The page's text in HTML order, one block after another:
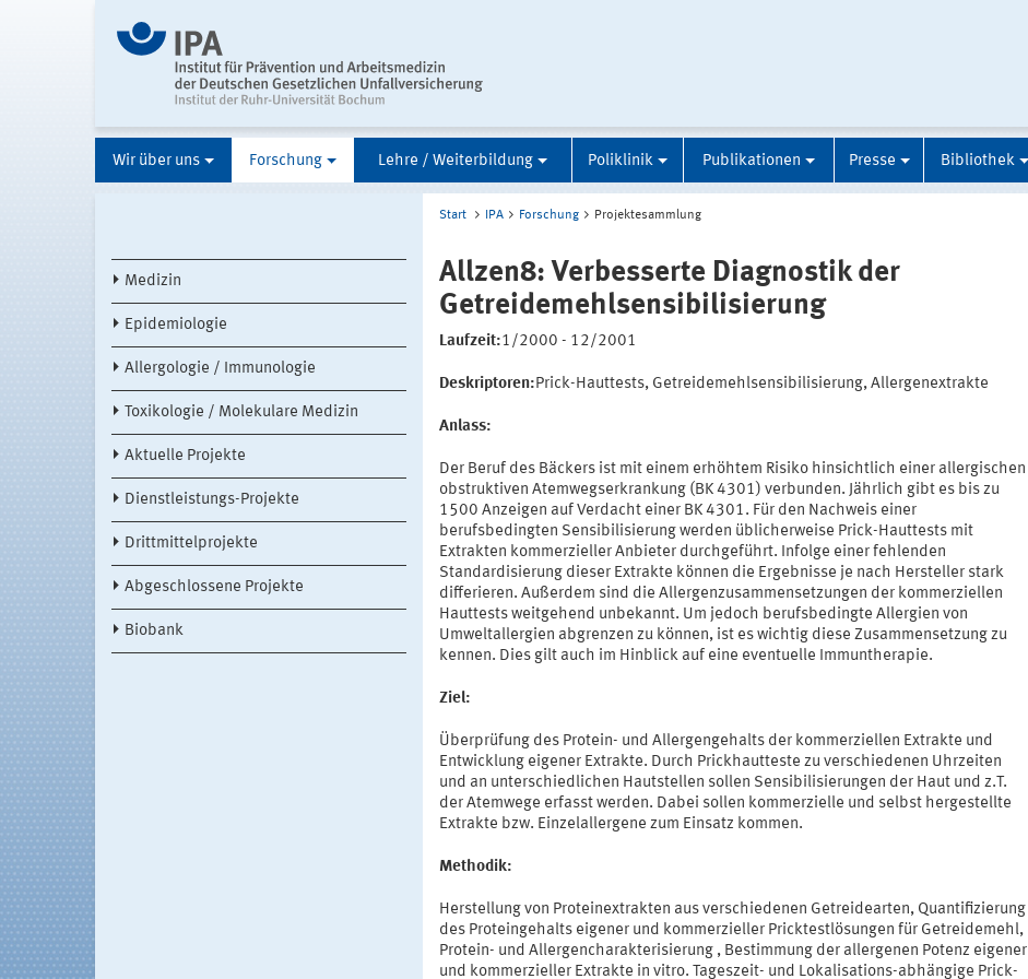
Wir über uns Forschung Lehre / Weiterbildung Poliklinik Publikationen Presse Bibliothek
Medizin
Epidemiologie
Allergologie / Immunologie
Toxikologie / Molekulare Medizin
Aktuelle Projekte
Dienstleistungs-Projekte
Drittmittelprojekte
Abgeschlossene Projekte
Biobank
Start IPA Forschung Projektesammlung
Allzen8: Verbesserte Diagnostik der
Getreidemehlsensibilisierung
Laufzeit:1/2000 - 12/2001
Deskriptoren:Prick-Hauttests, Getreidemehlsensibilisierung, Allergenextrakte
Anlass:
Der Beruf des Bäckers ist mit einem erhöhtem Risiko hinsichtlich einer allergischen
obstruktiven Atemwegserkrankung (BK 4301) verbunden. Jährlich gibt es bis zu
1500 Anzeigen auf Verdacht einer BK 4301. Für den Nachweis einer
berufsbedingten Sensibilisierung werden üblicherweise Prick-Hauttests mit
Extrakten kommerzieller Anbieter durchgeführt. Infolge einer fehlenden
Standardisierung dieser Extrakte können die Ergebnisse je nach Hersteller stark
differieren. Außerdem sind die Allergenzusammensetzungen der kommerziellen
Hauttests weitgehend unbekannt. Um jedoch berufsbedingte Allergien von
Umweltallergien abgrenzen zu können, ist es wichtig diese Zusammensetzung zu
kennen. Dies gilt auch im Hinblick auf eine eventuelle Immuntherapie.
Ziel:
Überprüfung des Protein- und Allergengehalts der kommerziellen Extrakte und
Entwicklung eigener Extrakte. Durch Prickhautteste zu verschiedenen Uhrzeiten
und an unterschiedlichen Hautstellen sollen Sensibilisierungen der Haut und z.T.
der Atemwege erfasst werden. Dabei sollen kommerzielle und selbst hergestellte
Extrakte bzw. Einzelallergene zum Einsatz kommen.
Methodik:
Herstellung von Proteinextrakten aus verschiedenen Getreidearten, Quantifizierung
des Proteingehalts eigener und kommerzieller Pricktestlösungen für Getreidemehl,
Protein- und Allergencharakterisierung , Bestimmung der allergenen Potenz eigener
und kommerzieller Extrakte in vitro. Tageszeit- und Lokalisations-abhängige Prick-